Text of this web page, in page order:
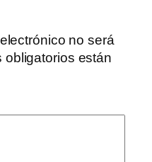
no será
obligatorios están